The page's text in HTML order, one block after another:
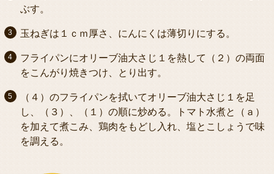
ぶす。
玉ねぎは１ｃｍ厚さ、にんにくは薄切りにする。
フライパンにオリーブ油大さじ１を熱して（２）の両面
をこんがり焼きつけ、とり出す。
（４）のフライパンを拭いてオリーブ油大さじ１を足
し、（３）、（１）の順に炒める。トマト水煮と（ａ）
を加えて煮こみ、鶏肉をもどし入れ、塩とこしょうで味
を調える。